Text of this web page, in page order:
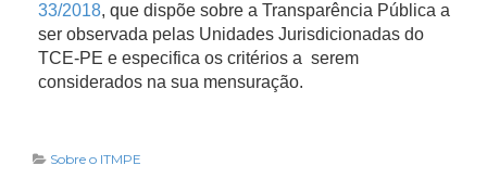
33/2018, que dispõe sobre a Transparência Pública a
ser observada pelas Unidades Jurisdicionadas do
TCE-PE e especifica os critérios a serem
considerados na sua mensuração.
Sobre o ITMPE